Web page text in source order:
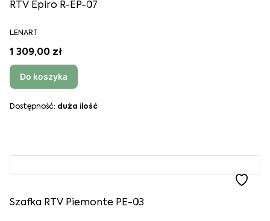
RTV Epiro R-EP-07
LENART
1 309,00 zł
Do koszyka
Dostępność: duża ilość
Szafka RTV Piemonte PE-03